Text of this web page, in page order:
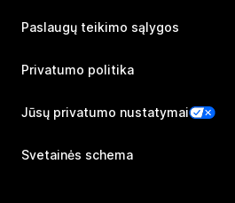
Paslaugų teikimo sąlygos
Privatumo politika
Jūsų privatumo nustatymai
Svetainės schema